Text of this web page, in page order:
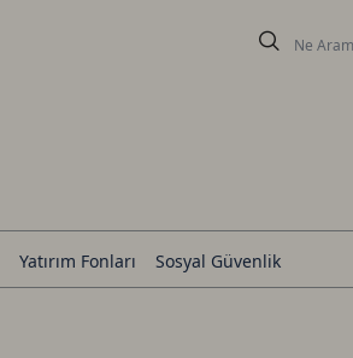
Yatırım Fonları Sosyal Güvenlik